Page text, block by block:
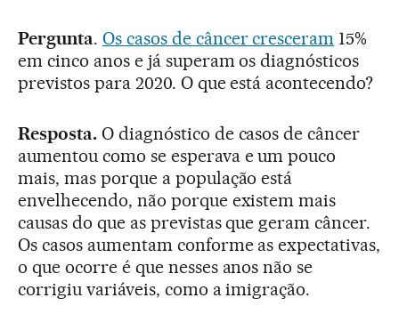
Pergunta. Os casos de câncer cresceram 15%
em cinco anos e já superam os diagnósticos
previstos para 2020. O que está acontecendo?
Resposta.O diagnóstico de casos de câncer
aumentou como se esperava e um pouco
mais, mas porque a população está
envelhecendo, não porque existem mais
causas do que as previstas que geram câncer.
Os casos aumentam conforme as expectativas,
o que ocorre é que nesses anos não se
corrigiu variáveis, como a imigração.